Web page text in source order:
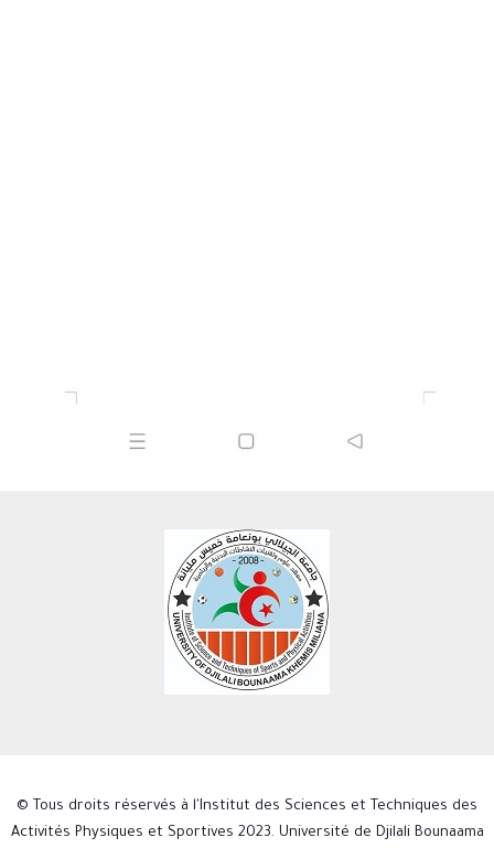
© Tous droits réservés à l'Institut des Sciences et Techniques des
Activités Physiques et Sportives 2023. Université de Djilali Bounaama